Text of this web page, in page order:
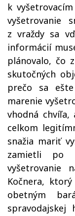
k
vyšetrovanie
z vraždy sa
informácií
plánovalo, čo
skutočných
prečo sa
marenie
vhodná
celkom
snažia mariť
zamietli po
vyšetrovanie
Kočnera,
obetným
spravodajskej